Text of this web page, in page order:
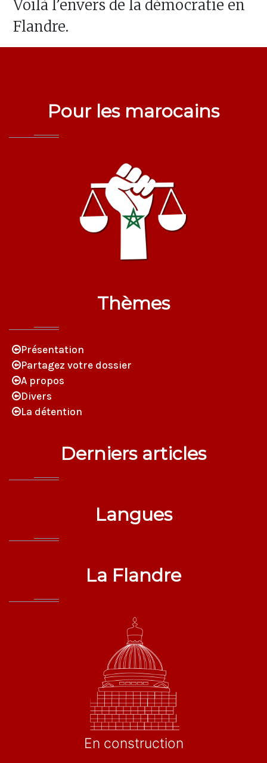
Voilà l’envers de la démocratie en
Flandre.
Pour les marocains
Thèmes
Présentation
Partagez votre dossier
A propos
Divers
La détention
Derniers articles
Langues
La Flandre
En construction